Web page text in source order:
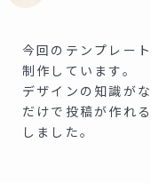
今回のテンプレート
制作しています。
デザインの知識が
だけで投稿が作れ
しました。